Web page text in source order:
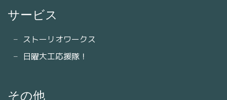
サービス
ストーリオワークス
日曜大工応援隊！
その他